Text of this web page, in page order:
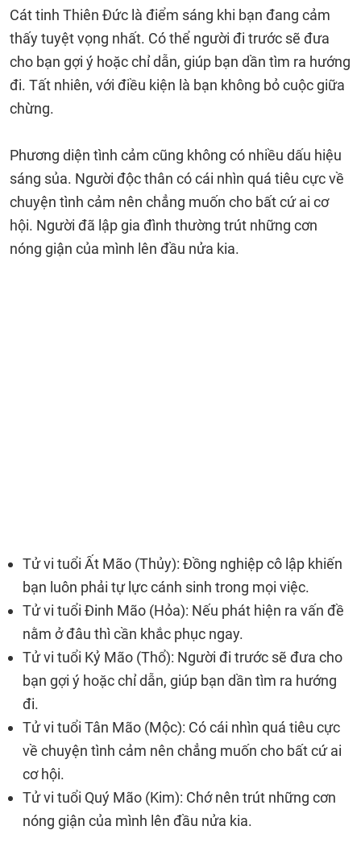
Cát tinh Thiên Đức là điểm sáng khi bạn đang cảm
thấy tuyệt vọng nhất. Có thể người đi trước sẽ đưa
cho bạn gợi ý hoặc chỉ dẫn, giúp bạn dần tìm ra hướng
đi. Tất nhiên, với điều kiện là bạn không bỏ cuộc giữa
chừng.
Phương diện tình cảm cũng không có nhiều dấu hiệu
sáng sủa. Người độc thân có cái nhìn quá tiêu cực về
chuyện tình cảm nên chẳng muốn cho bất cứ ai cơ
hội. Người đã lập gia đình thường trút những cơn
nóng giận của mình lên đầu nửa kia.
Tử vi tuổi Ất Mão (Thủy): Đồng nghiệp cô lập khiến
bạn luôn phải tự lực cánh sinh trong mọi việc.
Tử vi tuổi Đinh Mão (Hỏa): Nếu phát hiện ra vấn đề
nằm ở đâu thì cần khắc phục ngay.
Tử vi tuổi Kỷ Mão (Thổ): Người đi trước sẽ đưa cho
bạn gợi ý hoặc chỉ dẫn, giúp bạn dần tìm ra hướng
đi.
Tử vi tuổi Tân Mão (Mộc): Có cái nhìn quá tiêu cực
về chuyện tình cảm nên chẳng muốn cho bất cứ ai
cơ hội.
Tử vi tuổi Quý Mão (Kim): Chớ nên trút những cơn
nóng giận của mình lên đầu nửa kia.